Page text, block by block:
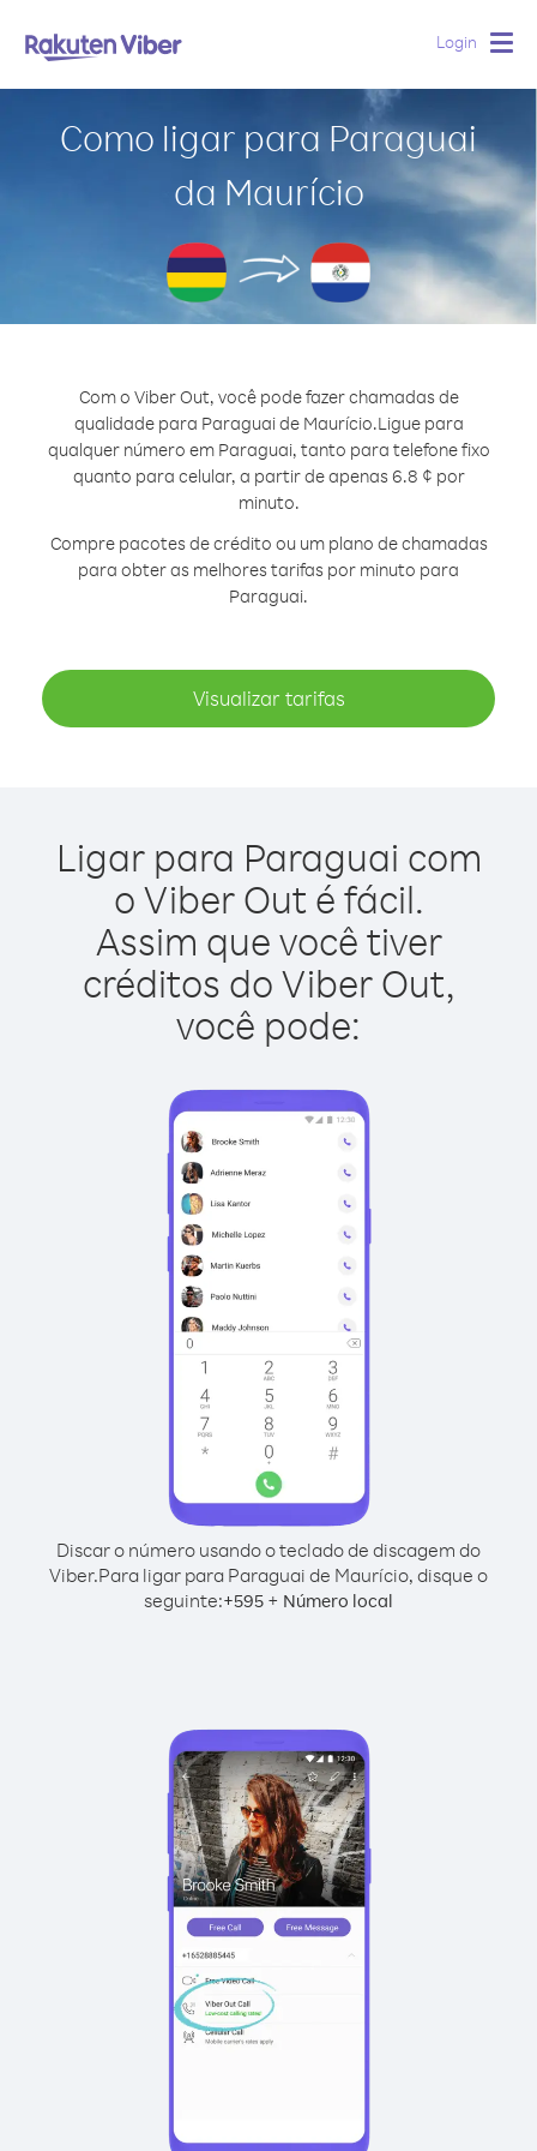
Login
Como ligar para Paraguai
da Maurício
Com o Viber Out, você pode fazer chamadas de
qualidade para Paraguai de Maurício.Ligue para
qualquer número em Paraguai, tanto para telefone fixo
quanto para celular, a partir de apenas 6.8 ¢ por
minuto.
Compre pacotes de crédito ou um plano de chamadas
para obter as melhores tarifas por minuto para
Paraguai.
Visualizar tarifas
Ligar para Paraguai com
o Viber Out é fácil.
Assim que você tiver
créditos do Viber Out,
você pode:
Discar o número usando o teclado de discagem do
Viber.Para ligar para Paraguai de Maurício, disque o
seguinte:+595 + Número local